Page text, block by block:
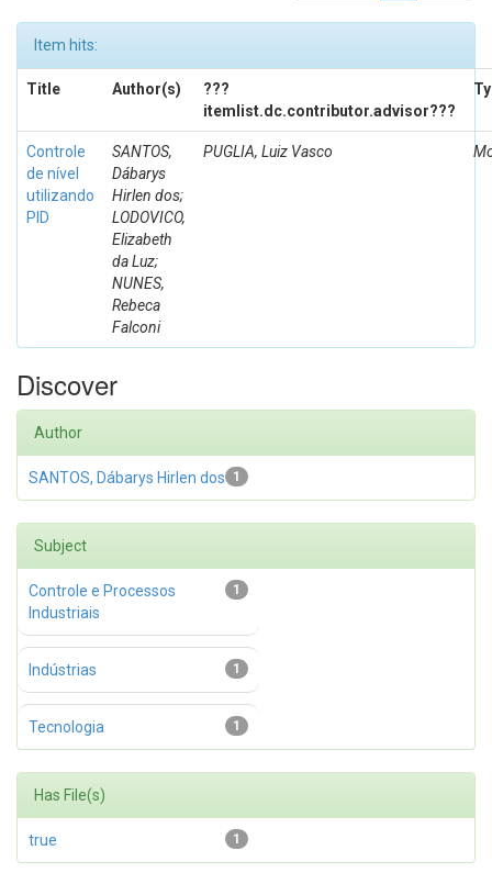
Item hits:
Title Author(s)
???
itemlist.dc.contributor.advisor???
Controle
de nível
utilizando
PID
SANTOS,
Dábarys
Hirlen dos;
LODOVICO,
Elizabeth
da Luz;
NUNES,
Rebeca
Falconi
PUGLIA, Luiz Vasco
Discover
Author
1
SANTOS, Dábarys Hirlen dos
Subject
1
Controle e Processos
Industriais
1
Indústrias
1
Tecnologia
Has File(s)
1
true